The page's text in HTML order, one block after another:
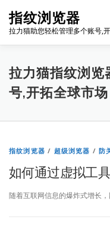
content
指纹浏览器
拉力猫助您轻松管理多个账号,
博客首页 套餐价格
拉力猫指纹浏览
号,开拓全球市场
拉
力
猫
指纹浏览器 / 超级浏览器 /防
如何通过虚拟工
随着互联网信息的爆炸式增长